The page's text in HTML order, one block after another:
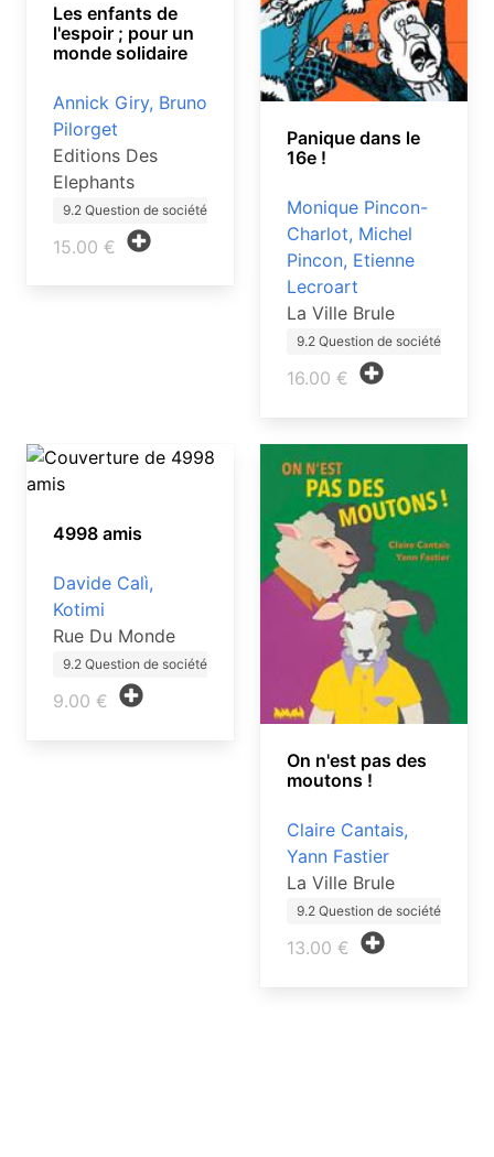
Les enfants de
l'espoir ; pour un
monde solidaire
Annick Giry, Bruno
Pilorget
Editions Des
Elephants
9.2 Question de société ado
15.00 €
Panique dans le
16e !
Monique Pincon-
Charlot, Michel
Pincon, Etienne
Lecroart
La Ville Brule
9.2 Question de société ado
16.00 €
4998 amis
Davide Calì,
Kotimi
Rue Du Monde
9.2 Question de société ado
9.00 €
On n'est pas des
moutons !
Claire Cantais,
Yann Fastier
La Ville Brule
9.2 Question de société ado
13.00 €